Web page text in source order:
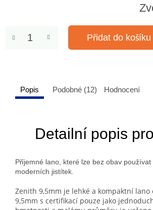
Přidat do košíku
Popis Podobné (12) Hodnocení
Detailní popis
Příjemné lano, které lze bez obav používat
moderních jistítek.
Zenith 9,5mm je lehké a kompaktní
9,5mm s certifikací pouze jako